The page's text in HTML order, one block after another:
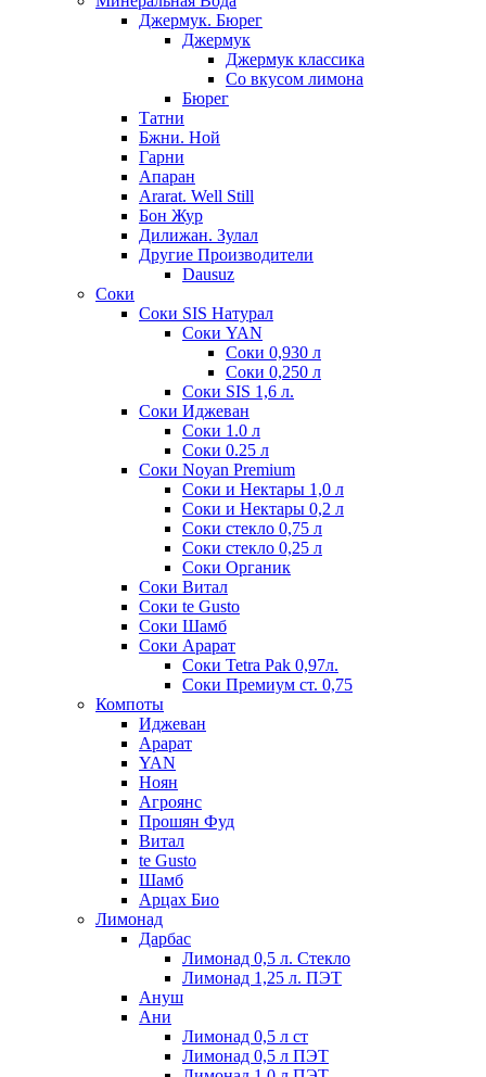
Джермук. Бюрег
Джермук
Джермук классика
Со вкусом лимона
Бюрег
Татни
Бжни. Ной
Гарни
Апаран
Ararat. Well Still
Бон Жур
Дилижан. Зулал
Другие Производители
Dausuz
Соки
Соки SIS Натурал
Соки YAN
Соки 0,930 л
Соки 0,250 л
Соки SIS 1,6 л.
Соки Иджеван
Соки 1.0 л
Соки 0.25 л
Соки Noyan Premium
Соки и Нектары 1,0 л
Соки и Нектары 0,2 л
Соки стекло 0,75 л
Соки стекло 0,25 л
Соки Органик
Соки Витал
Соки te Gusto
Соки Шамб
Соки Арарат
Соки Tetra Pak 0,97л.
Соки Премиум ст. 0,75
Компоты
Иджеван
Арарат
YAN
Ноян
Агроянс
Прошян Фуд
Витал
te Gusto
Шамб
Арцах Био
Лимонад
Дарбас
Лимонад 0,5 л. Стекло
Лимонад 1,25 л. ПЭТ
Ануш
Ани
Лимонад 0,5 л ст
Лимонад 0,5 л ПЭТ